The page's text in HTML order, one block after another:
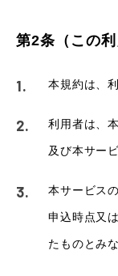
第2条（この利
本規約は、
利用者は、
及び本サー
本サービス
申込時点又
たものとみ